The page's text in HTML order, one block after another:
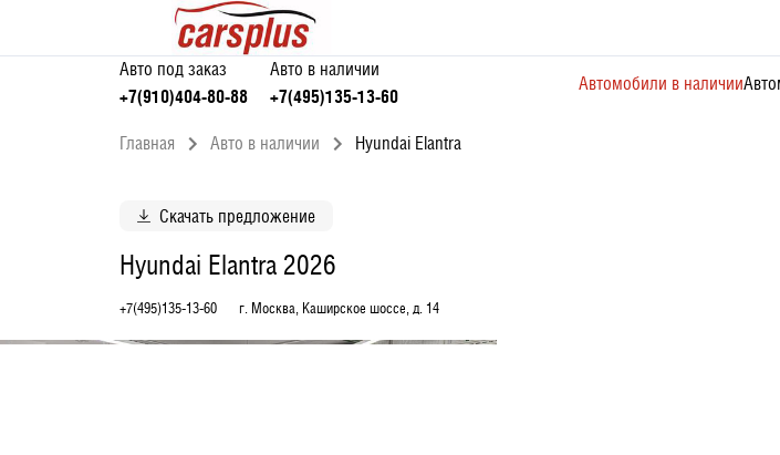
Авто под заказ
+7(910)404-80-88
Авто в наличии
+7(495)135-13-60
Автомобили в наличии
Главная Авто в наличии Hyundai Elantra
Скачать предложение
Hyundai Elantra 2026
+7(495)135-13-60 г. Москва, Каширское шоссе, д. 14